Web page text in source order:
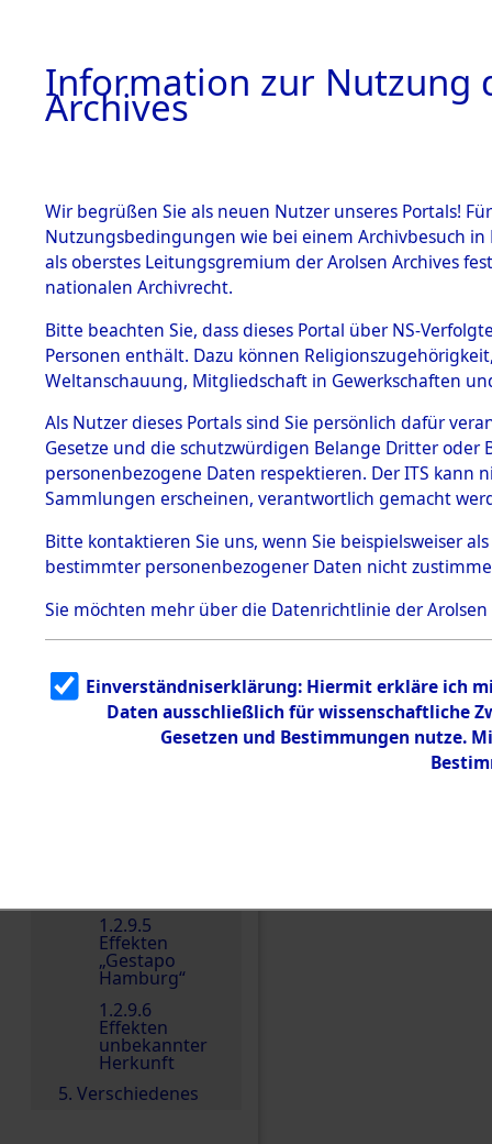
BESTÄNDE
1.
Inhaftierungsdoku
mente
1.2.9 Beim ITS
Effekten
1.2.9.1
Effekten aus
dem KZ
Dachau
1.2.9.2
Effekten aus
dem KZ
Bayerisches
1.2.9.3
Effekten aus
dem KZ
Neuengamm
1.2.9.5
Effekten
„Gestapo
Hamburg“
1.2.9.6
Effekten
unbekannter
Herkunft
5. Verschiedenes
0001
Einen Kommentar
Information zur Nutzung
Archives
Wir begrüßen Sie als neuen Nutzer unseres Portals!
Nutzungsbedingungen wie bei einem Archivbesuch
als oberstes Leitungsgremium der Arolsen Archives
nationalen Archivrecht.
Bitte beachten Sie, dass dieses Portal über NS-
Personen enthält. Dazu können
Weltanschauung, Mitgliedschaft in Gewerkschaften
Als Nutzer dieses Portals sind Sie persönlich dafür
Gesetze und die schutzwürdigen Belange Dritter
personenbezogene Daten respektieren. Der ITS
Sammlungen erscheinen, verantwortlich gemacht
Bitte kontaktieren Sie uns, wenn Sie beispielsweiser
bestimmter personenbezogener Daten nicht
Sie möchten mehr über die Datenrichtlinie der Arolsen
Einverständniserklärung: Hiermit erkläre ich
Daten ausschließlich für wissenschaftliche
Gesetzen und Bestimmungen nutze.